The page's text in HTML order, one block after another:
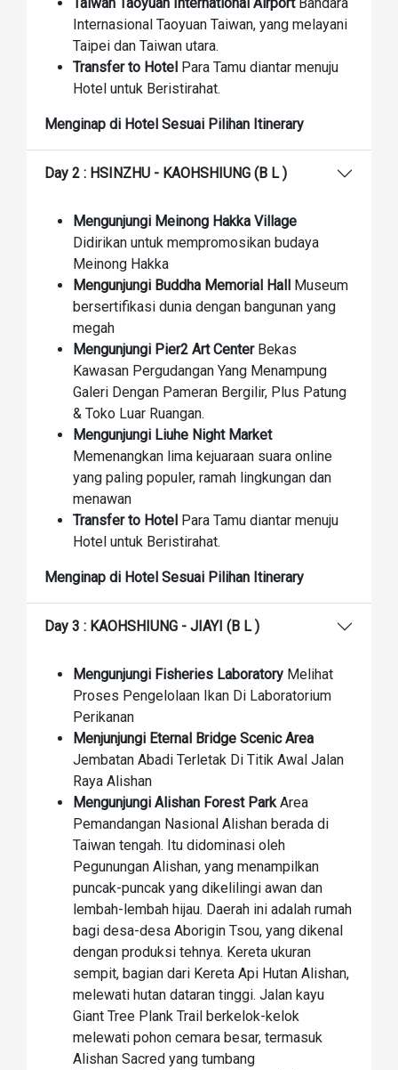
Internasional Taoyuan Taiwan, yang melayani
Taipei dan Taiwan utara.
Transfer to Hotel Para Tamu diantar menuju
Hotel untuk Beristirahat.
Menginap di Hotel Sesuai Pilihan Itinerary
Day 2 : HSINZHU - KAOHSHIUNG (B L )
Mengunjungi Meinong Hakka Village
Didirikan untuk mempromosikan budaya
Meinong Hakka
Mengunjungi Buddha Memorial Hall Museum
bersertifikasi dunia dengan bangunan yang
megah
Mengunjungi Pier2 Art Center Bekas
Kawasan Pergudangan Yang Menampung
Galeri Dengan Pameran Bergilir, Plus Patung
& Toko Luar Ruangan.
Mengunjungi Liuhe Night Market
Memenangkan lima kejuaraan suara online
yang paling populer, ramah lingkungan dan
menawan
Transfer to Hotel Para Tamu diantar menuju
Hotel untuk Beristirahat.
Menginap di Hotel Sesuai Pilihan Itinerary
Day 3 : KAOHSHIUNG - JIAYI (B L )
Mengunjungi Fisheries Laboratory Melihat
Proses Pengelolaan Ikan Di Laboratorium
Perikanan
Menjunjungi Eternal Bridge Scenic Area
Jembatan Abadi Terletak Di Titik Awal Jalan
Raya Alishan
Mengunjungi Alishan Forest ParkArea
Pemandangan Nasional Alishan berada di
Taiwan tengah. Itu didominasi oleh
Pegunungan Alishan, yang menampilkan
puncak-puncak yang dikelilingi awan dan
lembah-lembah hijau. Daerah ini adalah rumah
bagi desa-desa Aborigin Tsou, yang dikenal
dengan produksi tehnya. Kereta ukuran
sempit, bagian dari Kereta Api Hutan Alishan,
melewati hutan dataran tinggi. Jalan kayu
Giant Tree Plank Trail berkelok-kelok
melewati pohon cemara besar, termasuk
Alishan Sacred yang tumbang